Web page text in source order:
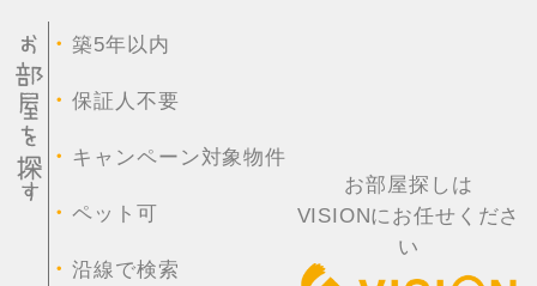
・築5年以内
・保証人不要
・ キャンペーン対象物件
・ペット可
・沿線で検索
お部屋探しは
VISIONにお任せくださ
い